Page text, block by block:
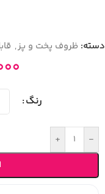
دسته: ظروف پخت و پز,
رنگ
-
+